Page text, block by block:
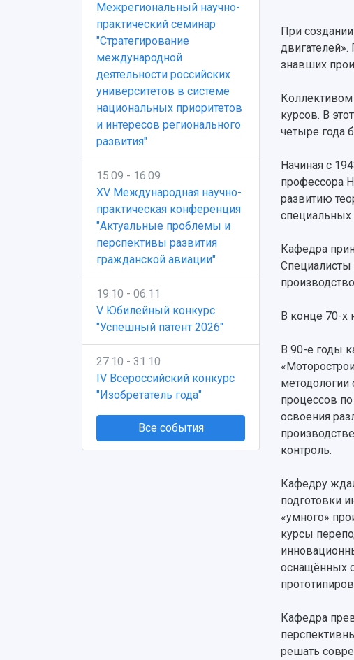
Межрегиональный научно-
практический семинар
"Стратегирование
международной
деятельности российских
университетов в системе
национальных приоритетов
и интересов регионального
развития"
15.09 - 16.09
XV Международная научно-
практическая конференция
"Актуальные проблемы и
перспективы развития
гражданской авиации"
19.10 - 06.11
V Юбилейный конкурс
"Успешный патент 2026"
27.10 - 31.10
IV Всероссийский конкурс
"Изобретатель года"
Все события
При
знавших
Коллективом
курсов. В
четыре года
Начиная с
профессора
развитию
специальных
Кафедра
В конце 70-х
В 90-е годы
методологии
процессов
освоения
контроль.
Кафедру
подготовки
«умного»
курсы
оснащённых
Кафедра
решать